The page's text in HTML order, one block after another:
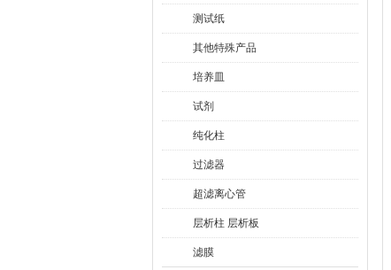
测试纸
其他特殊产品
培养皿
试剂
纯化柱
过滤器
超滤离心管
层析柱 层析板
滤膜